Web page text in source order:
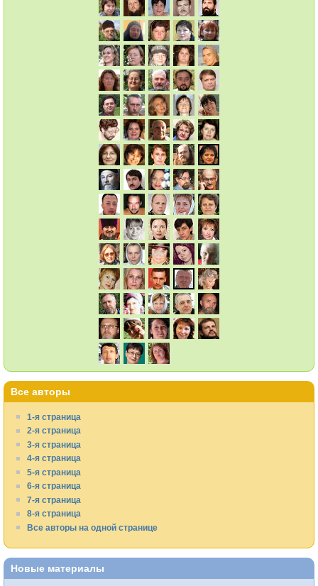
Все авторы
1-я страница
2-я страница
3-я страница
4-я страница
5-я страница
6-я страница
7-я страница
8-я страница
Все авторы на одной странице
Новые материалы